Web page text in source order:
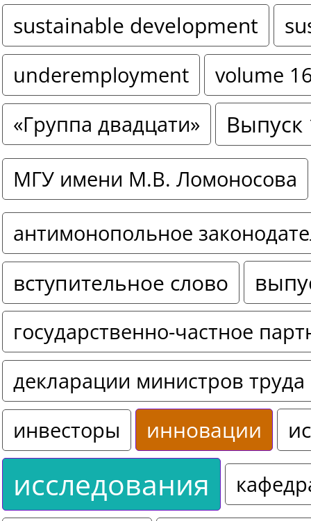
sustainable development
underemployment
volume
«Группа двадцати»
Выпуск
МГУ имени М.В. Ломоносова
антимонопольное
вступительное слово
государственно-частное
декларации министров труда
инвесторы
инновации
исследования